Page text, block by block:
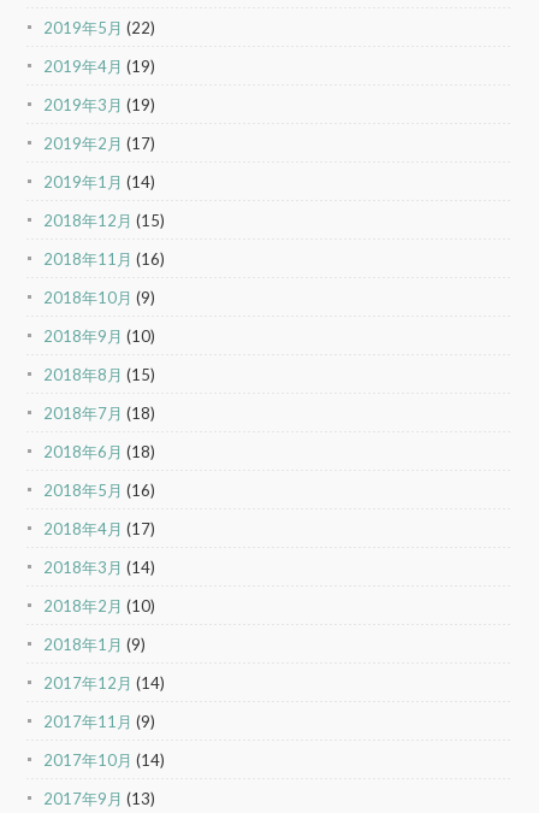
2019年5月 (22)
2019年4月 (19)
2019年3月 (19)
2019年2月 (17)
2019年1月 (14)
2018年12月 (15)
2018年11月 (16)
2018年10月 (9)
2018年9月 (10)
2018年8月 (15)
2018年7月 (18)
2018年6月 (18)
2018年5月 (16)
2018年4月 (17)
2018年3月 (14)
2018年2月 (10)
2018年1月 (9)
2017年12月 (14)
2017年11月 (9)
2017年10月 (14)
2017年9月 (13)